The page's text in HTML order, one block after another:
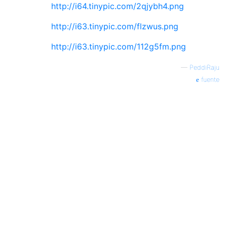
http://i64.tinypic.com/2qjybh4.png
http://i63.tinypic.com/flzwus.png
http://i63.tinypic.com/112g5fm.png
— PeddiRaju
fuente